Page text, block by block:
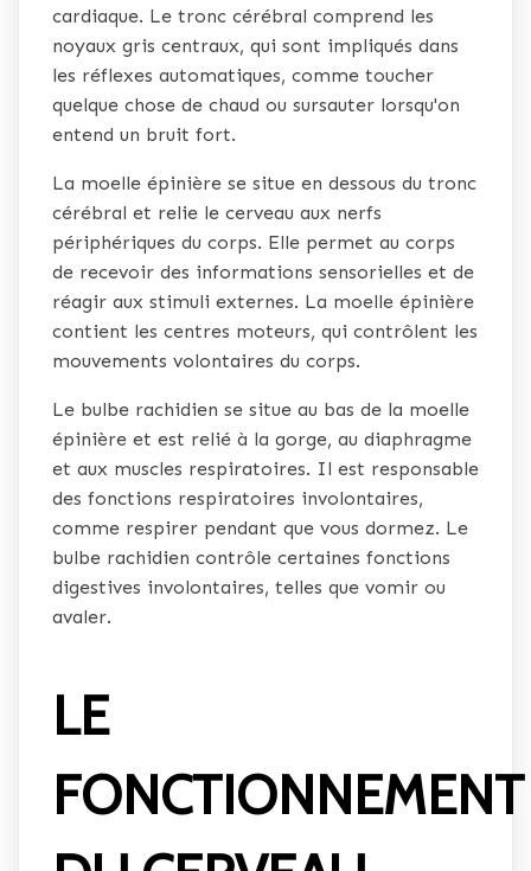
cardiaque. Le tronc cérébral comprend les
noyaux gris centraux, qui sont impliqués dans
les réflexes automatiques, comme toucher
quelque chose de chaud ou sursauter lorsqu'on
entend un bruit fort.
La moelle épinière se situe en dessous du tronc
cérébral et relie le cerveau aux nerfs
périphériques du corps. Elle permet au corps
de recevoir des informations sensorielles et de
réagir aux stimuli externes. La moelle épinière
contient les centres moteurs, qui contrôlent les
mouvements volontaires du corps.
Le bulbe rachidien se situe au bas de la moelle
épinière et est relié à la gorge, au diaphragme
et aux muscles respiratoires. Il est responsable
des fonctions respiratoires involontaires,
comme respirer pendant que vous dormez. Le
bulbe rachidien contrôle certaines fonctions
digestives involontaires, telles que vomir ou
avaler.
LE
FONCTIONNEMENT